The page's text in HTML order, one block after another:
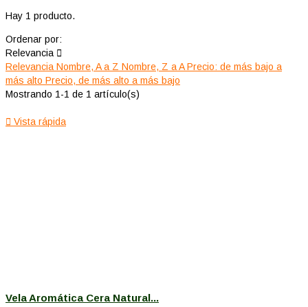
Hay 1 producto.
Ordenar por:
Relevancia 
Relevancia Nombre, A a Z Nombre, Z a APrecio: de más bajo a
más alto Precio, de más alto a más bajo
Mostrando 1-1 de 1 artículo(s)
 Vista rápida
Vela Aromática Cera Natural...